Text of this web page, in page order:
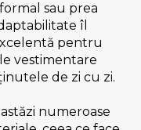
sau prea
îl
pentru
vestimentare
de zi cu zi.
numeroase